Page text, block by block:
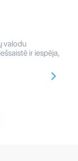
valodu
ir iespēja,